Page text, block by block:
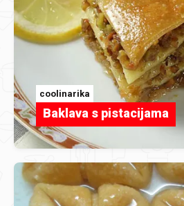
coolinarika
Baklava s pistacijama